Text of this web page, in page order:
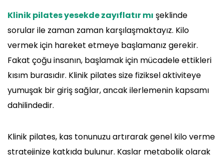
Klinik pilates yesekde zayıflatır mı şeklinde
sorular ile zaman zaman karşılaşmaktayız. Kilo
vermek için hareket etmeye başlamanız gerekir.
Fakat çoğu insanın, başlamak için mücadele ettikleri
kısım burasıdır. Klinik pilates size fiziksel aktiviteye
yumuşak bir giriş sağlar, ancak ilerlemenin kapsamı
dahilindedir.
Klinik pilates, kas tonunuzu artırarak genel kilo verme
stratejinize katkıda bulunur. Kaslar metabolik olarak